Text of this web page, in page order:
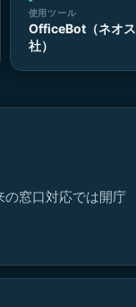
使用ツール
OfficeBot（ネオス
社）
窓口対応では開庁